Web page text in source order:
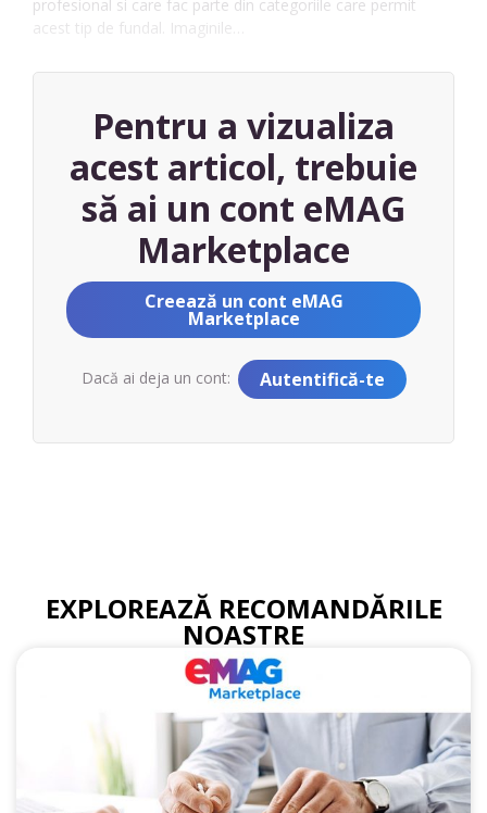
profesional si care fac parte din categoriile care permit
acest tip de fundal. Imaginile…
Pentru a vizualiza
acest articol, trebuie
să ai un cont eMAG
Marketplace
Creează un cont eMAG
Marketplace
Dacă ai deja un cont: Autentifică-te
EXPLOREAZĂ RECOMANDĂRILE
NOASTRE